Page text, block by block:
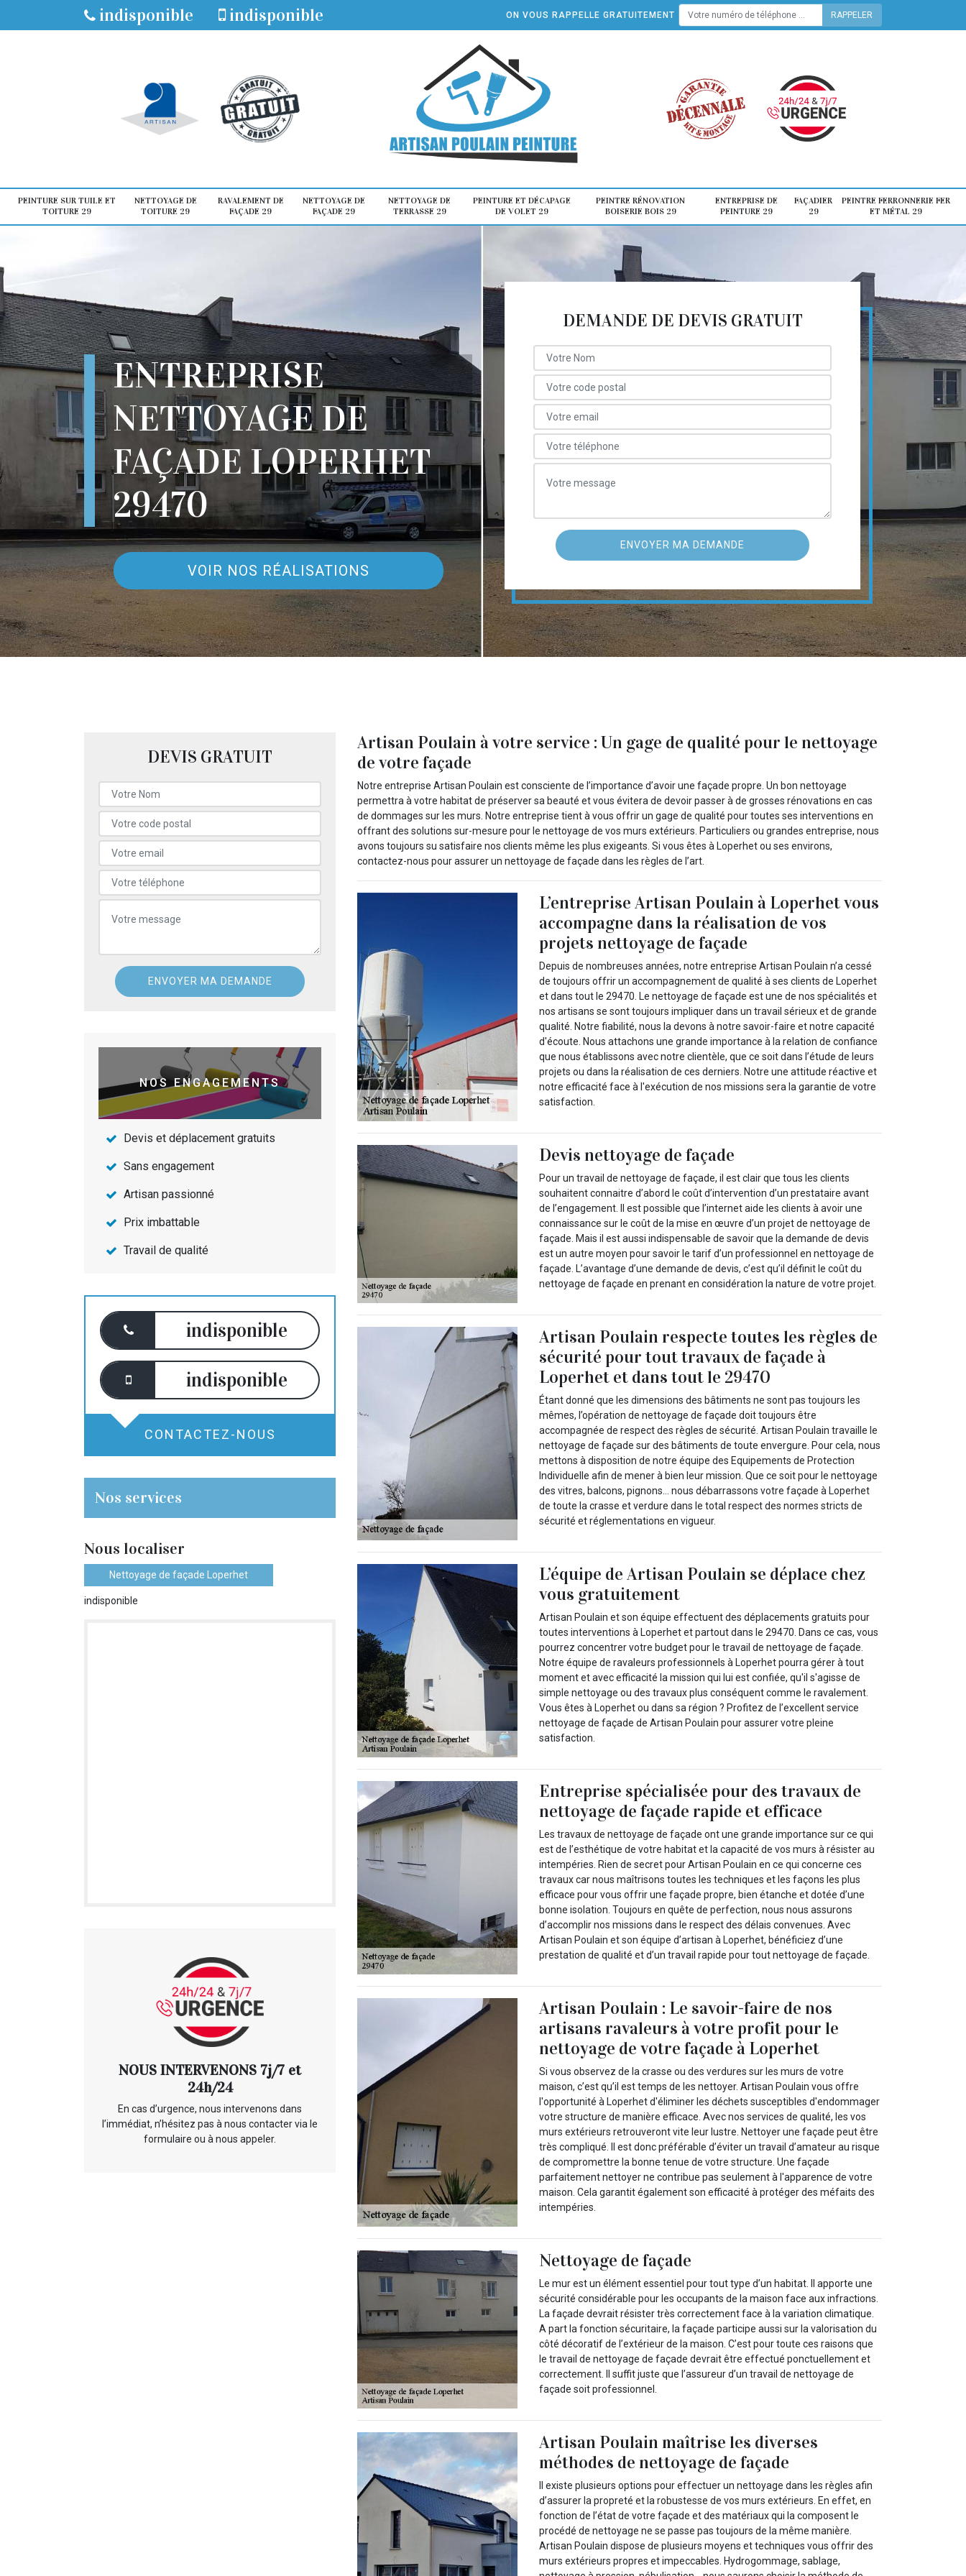
indisponible indisponible ON VOUS RAPPELLE GRATUITEMENT
PEINTURE SUR TUILE ET
TOITURE 29
NETTOYAGE DE
TOITURE 29
RAVALEMENT DE
FAÇADE 29
NETTOYAGE DE
FAÇADE 29
NETTOYAGE DE
TERRASSE 29
PEINTURE ET DÉCAPAGE
DE VOLET 29
PEINTRE RÉNOVATION
BOISERIE BOIS 29
ENTREPRISE DE
PEINTURE 29
FAÇADIER
29
PEINTRE FERRONNERIE FER
ET MÉTAL 29
ENTREPRISE
NETTOYAGE DE
FAÇADE LOPERHET
29470
VOIR NOS RÉALISATIONS
DEMANDE DE DEVIS GRATUIT
DEVIS GRATUIT
NOS ENGAGEMENTS
Devis et déplacement gratuits
Sans engagement
Artisan passionné
Prix imbattable
Travail de qualité
indisponible
indisponible
CONTACTEZ-NOUS
Nos services
Nous localiser
Nettoyage de façade Loperhet
indisponible
NOUS INTERVENONS 7j/7 et
24h/24
En cas d’urgence, nous intervenons dans
l’immédiat, n’hésitez pas à nous contacter via le
formulaire ou à nous appeler.
Artisan Poulain à votre service : Un gage de qualité pour le nettoyage
de votre façade
Notre entreprise Artisan Poulain est consciente de l’importance d’avoir une façade propre. Un bon nettoyage
permettra à votre habitat de préserver sa beauté et vous évitera de devoir passer à de grosses rénovations en cas
de dommages sur les murs. Notre entreprise tient à vous offrir un gage de qualité pour toutes ses interventions en
offrant des solutions sur-mesure pour le nettoyage de vos murs extérieurs. Particuliers ou grandes entreprise, nous
avons toujours su satisfaire nos clients même les plus exigeants. Si vous êtes à Loperhet ou ses environs,
contactez-nous pour assurer un nettoyage de façade dans les règles de l’art.
L’entreprise Artisan Poulain à Loperhet vous
accompagne dans la réalisation de vos
projets nettoyage de façade
Depuis de nombreuses années, notre entreprise Artisan Poulain n’a cessé
de toujours offrir un accompagnement de qualité à ses clients de Loperhet
et dans tout le 29470. Le nettoyage de façade est une de nos spécialités et
nos artisans se sont toujours impliquer dans un travail sérieux et de grande
qualité. Notre fiabilité, nous la devons à notre savoir-faire et notre capacité
d'écoute. Nous attachons une grande importance à la relation de confiance
que nous établissons avec notre clientèle, que ce soit dans l’étude de leurs
projets ou dans la réalisation de ces derniers. Notre une attitude réactive et
notre efficacité face à l'exécution de nos missions sera la garantie de votre
satisfaction.
Devis nettoyage de façade
Pour un travail de nettoyage de façade, il est clair que tous les clients
souhaitent connaitre d’abord le coût d’intervention d’un prestataire avant
de l’engagement. Il est possible que l’internet aide les clients à avoir une
connaissance sur le coût de la mise en œuvre d’un projet de nettoyage de
façade. Mais il est aussi indispensable de savoir que la demande de devis
est un autre moyen pour savoir le tarif d’un professionnel en nettoyage de
façade. L’avantage d’une demande de devis, c’est qu’il définit le coût du
nettoyage de façade en prenant en considération la nature de votre projet.
Artisan Poulain respecte toutes les règles de
sécurité pour tout travaux de façade à
Loperhet et dans tout le 29470
Étant donné que les dimensions des bâtiments ne sont pas toujours les
mêmes, l’opération de nettoyage de façade doit toujours être
accompagnée de respect des règles de sécurité. Artisan Poulain travaille le
nettoyage de façade sur des bâtiments de toute envergure. Pour cela, nous
mettons à disposition de notre équipe des Equipements de Protection
Individuelle afin de mener à bien leur mission. Que ce soit pour le nettoyage
des vitres, balcons, pignons… nous débarrassons votre façade à Loperhet
de toute la crasse et verdure dans le total respect des normes stricts de
sécurité et réglementations en vigueur.
L’équipe de Artisan Poulain se déplace chez
vous gratuitement
Artisan Poulain et son équipe effectuent des déplacements gratuits pour
toutes interventions à Loperhet et partout dans le 29470. Dans ce cas, vous
pourrez concentrer votre budget pour le travail de nettoyage de façade.
Notre équipe de ravaleurs professionnels à Loperhet pourra gérer à tout
moment et avec efficacité la mission qui lui est confiée, qu'il s'agisse de
simple nettoyage ou des travaux plus conséquent comme le ravalement.
Vous êtes à Loperhet ou dans sa région ? Profitez de l’excellent service
nettoyage de façade de Artisan Poulain pour assurer votre pleine
satisfaction.
Entreprise spécialisée pour des travaux de
nettoyage de façade rapide et efficace
Les travaux de nettoyage de façade ont une grande importance sur ce qui
est de l’esthétique de votre habitat et la capacité de vos murs à résister au
intempéries. Rien de secret pour Artisan Poulain en ce qui concerne ces
travaux car nous maîtrisons toutes les techniques et les façons les plus
efficace pour vous offrir une façade propre, bien étanche et dotée d’une
bonne isolation. Toujours en quête de perfection, nous nous assurons
d’accomplir nos missions dans le respect des délais convenues. Avec
Artisan Poulain et son équipe d’artisan à Loperhet, bénéficiez d’une
prestation de qualité et d’un travail rapide pour tout nettoyage de façade.
Artisan Poulain : Le savoir-faire de nos
artisans ravaleurs à votre profit pour le
nettoyage de votre façade à Loperhet
Si vous observez de la crasse ou des verdures sur les murs de votre
maison, c’est qu’il est temps de les nettoyer. Artisan Poulain vous offre
l'opportunité à Loperhet d'éliminer les déchets susceptibles d'endommager
votre structure de manière efficace. Avec nos services de qualité, les vos
murs extérieurs retrouveront vite leur lustre. Nettoyer une façade peut être
très compliqué. Il est donc préférable d’éviter un travail d’amateur au risque
de compromettre la bonne tenue de votre structure. Une façade
parfaitement nettoyer ne contribue pas seulement à l'apparence de votre
maison. Cela garantit également son efficacité à protéger des méfaits des
intempéries.
Nettoyage de façade
Le mur est un élément essentiel pour tout type d’un habitat. Il apporte une
sécurité considérable pour les occupants de la maison face aux infractions.
La façade devrait résister très correctement face à la variation climatique.
A part la fonction sécuritaire, la façade participe aussi sur la valorisation du
côté décoratif de l’extérieur de la maison. C’est pour toute ces raisons que
le travail de nettoyage de façade devrait être effectué ponctuellement et
correctement. Il suffit juste que l’assureur d’un travail de nettoyage de
façade soit professionnel.
Artisan Poulain maîtrise les diverses
méthodes de nettoyage de façade
Il existe plusieurs options pour effectuer un nettoyage dans les règles afin
d’assurer la propreté et la robustesse de vos murs extérieurs. En effet, en
fonction de l’état de votre façade et des matériaux qui la composent le
procédé de nettoyage ne se passe pas toujours de la même manière.
Artisan Poulain dispose de plusieurs moyens et techniques vous offrir des
murs extérieurs propres et impeccables. Hydrogommage, sablage,